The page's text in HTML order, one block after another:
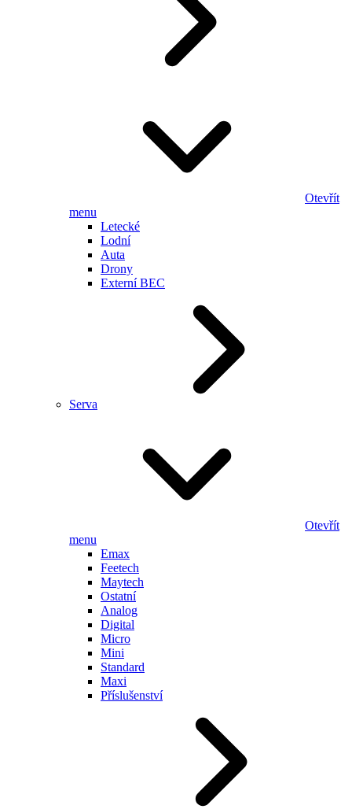
Otevřít
menu
Letecké
Lodní
Auta
Drony
Externí BEC
Serva
Otevřít
menu
Emax
Feetech
Maytech
Ostatní
Analog
Digital
Micro
Mini
Standard
Maxi
Příslušenství